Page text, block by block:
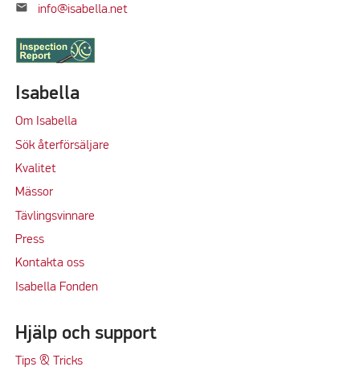
mail info@isabella.net
Isabella
Om Isabella
Sök återförsäljare
Kvalitet
Mässor
Tävlingsvinnare
Press
Kontakta oss
Isabella Fonden
Hjälp och support
Tips & Tricks